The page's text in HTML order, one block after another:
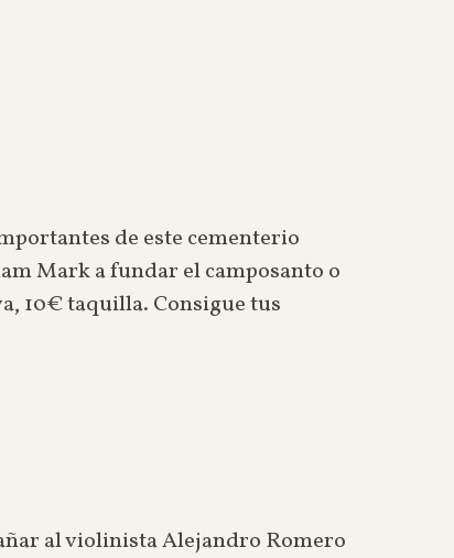
de este cementerio
Mark a fundar el camposanto o
10€ taquilla. Consigue tus
al violinista Alejandro Romero